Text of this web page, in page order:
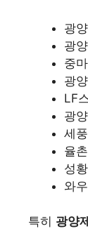
광
광
중
광
LF
광
세
율
성
와
특히 광양